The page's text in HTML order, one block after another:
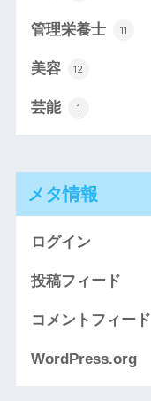
管理栄養士 11
美容 12
芸能 1
メタ情報
ログイン
投稿フィード
コメントフィード
WordPress.org